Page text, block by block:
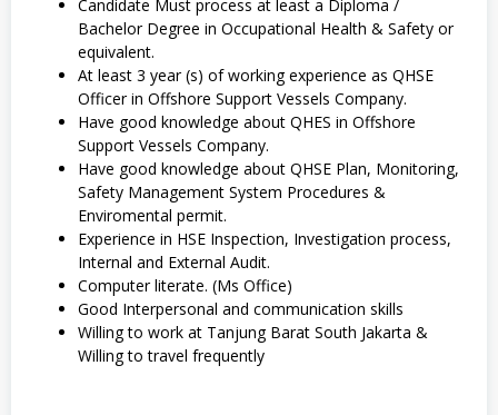
Candidate Must process at least a Diploma /
Bachelor Degree in Occupational Health & Safety or
equivalent.
At least 3 year (s) of working experience as QHSE
Officer in Offshore Support Vessels Company.
Have good knowledge about QHES in Offshore
Support Vessels Company.
Have good knowledge about QHSE Plan, Monitoring,
Safety Management System Procedures &
Enviromental permit.
Experience in HSE Inspection, Investigation process,
Internal and External Audit.
Computer literate. (Ms Office)
Good Interpersonal and communication skills
Willing to work at Tanjung Barat South Jakarta &
Willing to travel frequently